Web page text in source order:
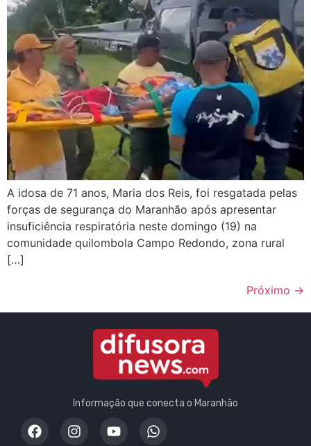
A idosa de 71 anos, Maria dos Reis, foi resgatada pelas
forças de segurança do Maranhão após apresentar
insuficiência respiratória neste domingo (19) na
comunidade quilombola Campo Redondo, zona rural
[…]
Próximo →
Informação que conecta o Maranhão